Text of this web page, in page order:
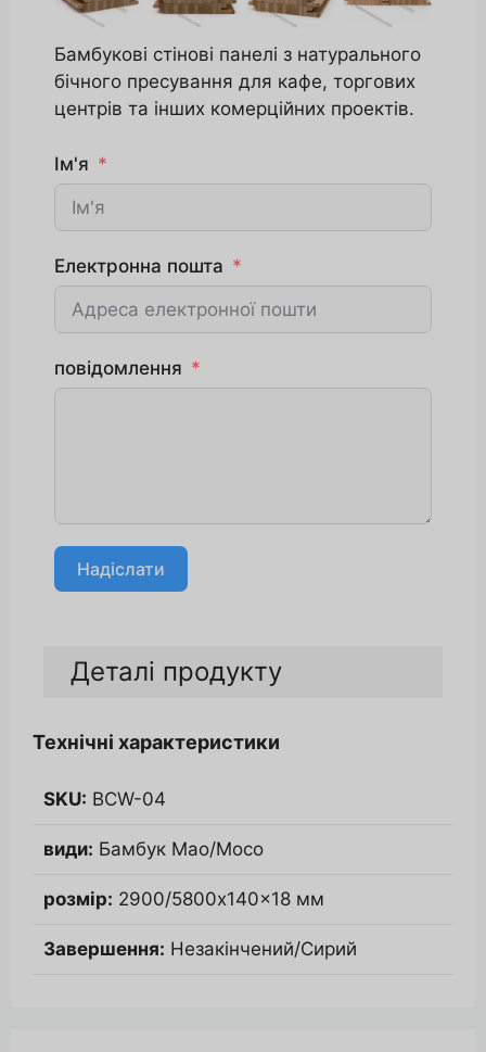
Бамбукові стінові панелі з натурального
бічного пресування для кафе, торгових
центрів та інших комерційних проектів.
Ім'я
Електронна пошта
повідомлення
Надіслати
r
a
i
e
Деталі продукту
Технічні характеристики
SKU: BCW-04
види: Бамбук Мао/Мосо
розмір: 2900/5800x140x18 мм
Завершення: Незакінчений/Сирий